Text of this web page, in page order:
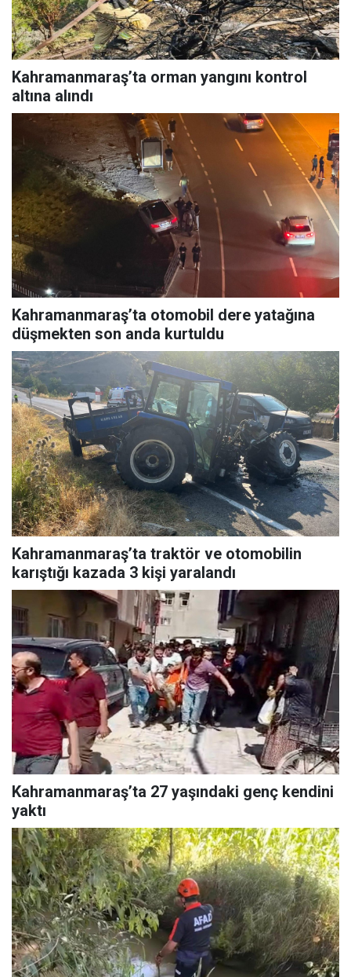
Kahramanmaraş’ta orman yangını kontrol
altına alındı
Kahramanmaraş’ta otomobil dere yatağına
düşmekten son anda kurtuldu
Kahramanmaraş’ta traktör ve otomobilin
karıştığı kazada 3 kişi yaralandı
Kahramanmaraş’ta 27 yaşındaki genç kendini
yaktı